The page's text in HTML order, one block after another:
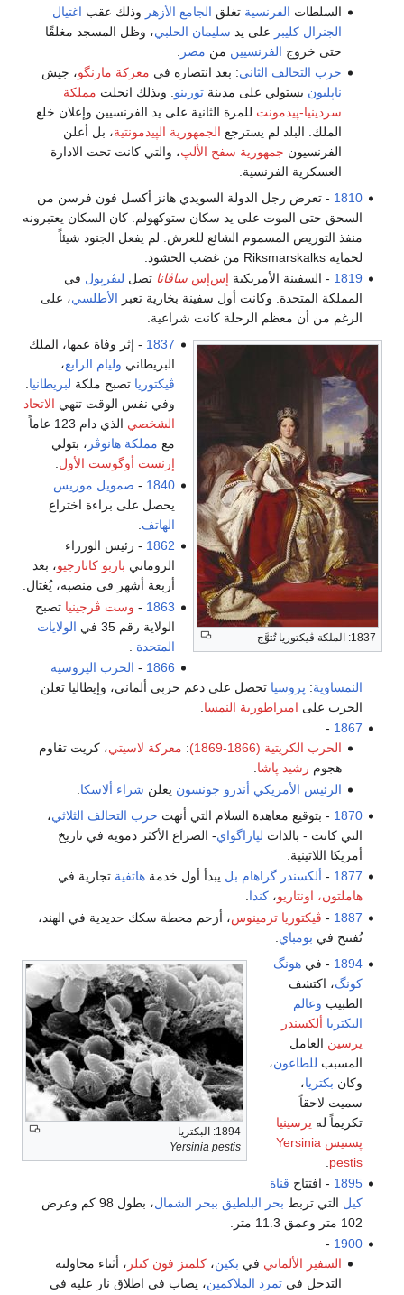
السلطات الفرنسية تغلق الجامع الأزهر وذلك عقب اغتيال
الجنرال كليبر على يد سليمان الحلبي، وظل المسجد مغلقًا
حتى خروج الفرنسيين من مصر
حرب التحالف الثاني: بعد انتصاره في معركة مارنگو، جيش
ناپليون يستولي على مدينة تورينو . وبذلك انحلت مملكة
سردينيا-پيدمونت للمرة الثانية على يد الفرنسيين وإعلان خلع
الملك. البلد لم يسترجع الجمهورية الپيدمونتية، بل أعلن
الفرنسيون جمهورية سفح الألپ، والتي كانت تحت الادارة
العسكرية الفرنسية.
1810 - تعرض رجل الدولة السويدي هانز أكسل فون فرسن من
السحق حتى الموت على يد سكان ستوكهولم. كان السكان يعتبرونه
منفذ التوريص المسموم الشائع للعرش. لم يفعل الجنود شيئاً
لحماية Riksmarskalks من غضب الحشود.
1819 - السفينة الأمريكية إس‌إسساڤانا تصل ليڤرپول في
المملكة المتحدة. وكانت أول سفينة بخارية تعبر الأطلسي، على
الرغم من أن معظم الرحلة كانت شراعية.
1837: الملكة ڤيكتوريا تُتوَّج
1837 - إثر وفاة عمها، الملك
البريطاني وليام الرابع،
ڤيكتوريا تصبح ملكة لبريطانيا.
وفي نفس الوقت تنهي الاتحاد
الشخصي
الذي دام 123 عاماً
مع مملكة هانوڤر ، بتولي
إرنست أوگوست الأول.
1840
- صمويل موريس
يحصل على براءة اختراع
الهاتف
1862 - رئيس الوزراء
الروماني باربو كاتارجيو، بعد
أربعة أشهر في منصبه، يُغتال.
1863
- وست ڤرجينيا تصبح
الولاية رقم 35 في
الولايات
المتحدة
1866
- الحرب الپروسية
النمساوية: پروسيا تحصل على دعم حربي ألماني، وإيطاليا تعلن
الحرب على امبراطورية النمسا
1867
-
الحرب الكريتية (1866-1869)
: معركة لاسيتي، كريت تقاوم
هجوم رشيد پاشا.
الرئيس الأمريكي أندرو جونسون يعلن شراء ألاسكا
1870 - بتوقيع معاهدة السلام التي أنهت حرب التحالف الثلاثي،
التي كانت - بالذات لپاراگواي- الصراع الأكثر دموية في تاريخ
أمريكا اللاتينية.
1877
- ألكسندر گراهام بل يبدأ أول خدمةهاتفية تجارية في
هاملتون، اونتاريو،كندا
1887
- ڤيكتوريا ترمينوس، أزحم محطة سكك حديدية في الهند،
تُفتتح في بومباي
1894: البكتريا
Yersinia pestis
1894 - فيهونگ
كونگ، اكتشف
الطبيب وعالم
البكتريا ألكسندر
يرسين العامل
المسبب للطاعون،
وكان بكتريا،
سميت لاحقاً
تكريماً له يرسينيا
پستيس Yersinia
pestis
1895 - افتتاح قناة
كيل التي تربط بحر البلطيق ببحر الشمال
، بطول 98 كم وعرض
102 متر وعمق 11.3 متر.
1900
-
السفير الألماني في بكين، كلمنز فون كتلر ، أثناء محاولته
التدخل في تمرد الملاكمين، يصاب في اطلاق نار عليه في